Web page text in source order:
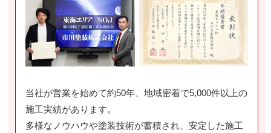
当社が営業を始めて約50年、地域密着で5,000件以上の
施工実績があります。
多様なノウハウや塗装技術が蓄積され、安定した施工